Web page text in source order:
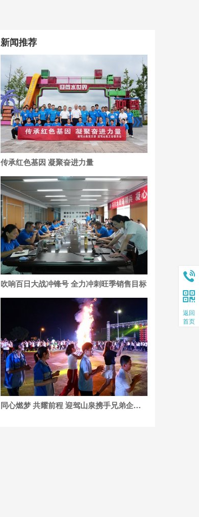
新闻推荐
传承红色基因 凝聚奋进力量
吹响百日大战冲锋号 全力冲刺旺季销售目标
同心燃梦 共耀前程 迎驾山泉携手兄弟企业联合举办篝火晚会
返回
首页